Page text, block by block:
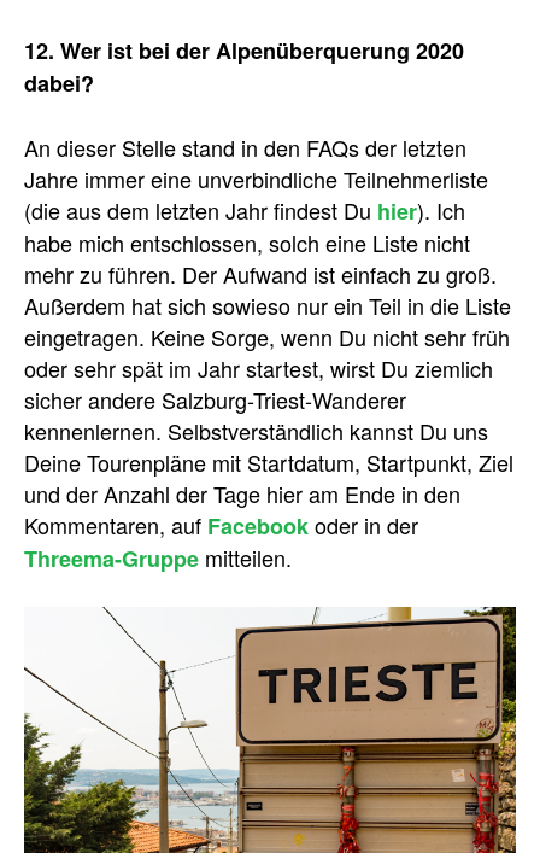
12. Wer ist bei der Alpenüberquerung 2020
dabei?
An dieser Stelle stand in den FAQs der letzten
Jahre immer eine unverbindliche Teilnehmerliste
(die aus dem letzten Jahr findest Du hier). Ich
habe mich entschlossen, solch eine Liste nicht
mehr zu führen. Der Aufwand ist einfach zu groß.
Außerdem hat sich sowieso nur ein Teil in die Liste
eingetragen. Keine Sorge, wenn Du nicht sehr früh
oder sehr spät im Jahr startest, wirst Du ziemlich
sicher andere Salzburg-Triest-Wanderer
kennenlernen. Selbstverständlich kannst Du uns
Deine Tourenpläne mit Startdatum, Startpunkt, Ziel
und der Anzahl der Tage hier am Ende in den
Kommentaren, auf Facebookoder in der
Threema-Gruppe mitteilen.